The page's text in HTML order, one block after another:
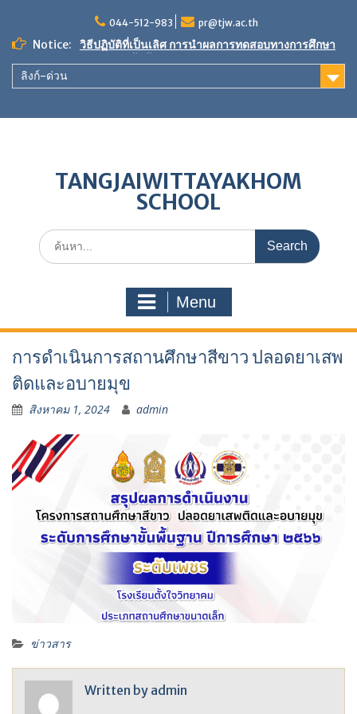
content
044-512-983 pr@tjw.ac.th
Notice:
วิธีปฏิบัติที่เป็นเลิศ การนำผลการทดสอบทางการศึกษา
ระดับชาติขั้นพื้นฐานมาใช้ในการพัฒนาคุณภาพการ
ลิงก์-ด่วน
TANGJAIWITTAYAKHOM
SCHOOL
Search
for:
Menu
การดำเนินการสถานศึกษาสีขาว ปลอดยาเสพ
ติดและอบายมุข
สิงหาคม 1, 2024 admin
ข่าวสาร
Written by admin